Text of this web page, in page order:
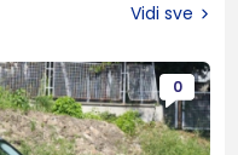
Vidi sve
0